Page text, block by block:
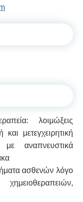
λοιμώξεις
και μετεγχειρητική
με αναπνευστικά
ασθενών λόγο